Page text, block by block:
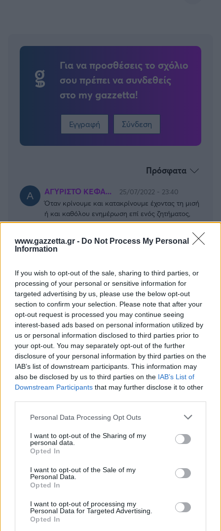
www.gazzetta.gr - Do Not Process My Personal
Information
If you wish to opt-out of the sale, sharing to third parties, or
processing of your personal or sensitive information for
targeted advertising by us, please use the below opt-out
section to confirm your selection. Please note that after your
opt-out request is processed you may continue seeing
interest-based ads based on personal information utilized by
us or personal information disclosed to third parties prior to
your opt-out. You may separately opt-out of the further
disclosure of your personal information by third parties on the
IAB’s list of downstream participants. This information may
also be disclosed by us to third parties on the IAB’s List of
Downstream Participants that may further disclose it to other
Please note that this website/app uses one or more Google
not limited to your visit or usage behaviour. You may click to
grant or deny consent to Google and its third-party tags to
use your data for below specified purposes in below Google
consent section.
Personal Data Processing Opt Outs
I want to opt-out of the Sharing of my
personal data.
Opted In
I want to opt-out of the Sale of my
Personal Data.
Opted In
I want to opt-out of processing my
Personal Data for Targeted Advertising.
Opted In
Για να προσθέσεις το σχόλιο
σου πρέπει να συνδεθείς
στο my gazzetta!
Εγγραφή Σύνδεση
Πρόσφατα
ΑΓΥΡΙΣΤΟ ΚΕΦΑ...
25/07/2022 - 23:40
Όταν κρίνουμε και κατακρίνουμε έχοντας τη μισή
ή και καθόλου ενημέρωση επί ενός ζητήματος,
βλέποντας από τη δική μας οπτική γωνία και
αναλύοντας τα δεδομένα που βλέπουμε από μια
εικόνα που σε καμία περίπτωση δεν
αντιπροσωπεύει το σύνολο των γεγονότων,
Όπως σωστά είχε πει ένας Αμερικάνος
συγγραφέας «Κάθε ηλίθιος μπορεί να κριτικάρει,
να κατηγορήσει, να παραπονεθεί, και οι
περισσότεροι ηλίθιοι το κάνουν». Συγνώμη που
θα σας το πω αλλά εν τέλει όλοι ηλίθιοι είμαστε
γιατί δυστυχώς όλοι κρίνουμε! Κάποιοι το κάνουν
ασυναίσθητα και κάποιοι το έχουν κάνει
επάγγελμα. Πιο εύκολο είναι να κρίνουμε τους
άλλους από ότι τον εαυτό μας. Δε λογαριάζουμε
τίποτα αρκεί να πούμε αυτό που θέλουμε ,
ασχέτως αλήθειας ή όχι. Δεν έχει σημασία αν η
κρίση μας είναι σωστή ή όχι, δεν έχει σημασία αν
πληγώνουμε ανθρώπους ή όχι.
σκήπτρο του βασιλιά και αρχίσαμε τους
αποκεφαλισμούς;
Απάντησε
Απαντήσεις
vevaiosvevaio...
πραγματικά…
Αφού τα λύσαμε όλα τα άλλα, ας ασχοληθούμε